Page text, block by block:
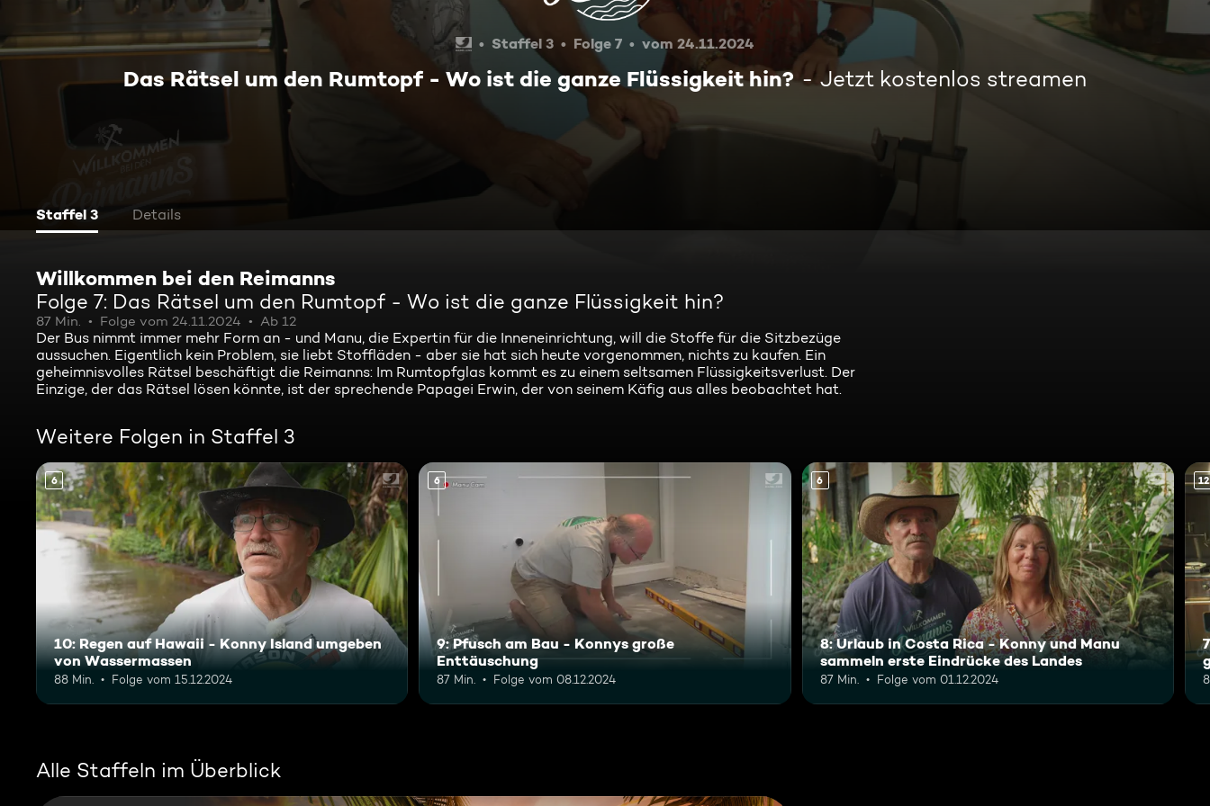
Staffel 3 Folge 7 vom 24.11.2024
Das Rätsel um den Rumtopf - Wo ist die ganze Flüssigkeit hin? Jetzt kostenlos streamen
Staffel 3 Details
Willkommen bei den Reimanns
Folge 7: Das Rätsel um den Rumtopf - Wo ist die ganze Flüssigkeit hin?
87 Min. Folge vom 24.11.2024 Ab 12
Der Bus nimmt immer mehr Form an - und Manu, die Expertin für die Inneneinrichtung, will die Stoffe für die Sitzbezüge
aussuchen. Eigentlich kein Problem, sie liebt Stoffläden - aber sie hat sich heute vorgenommen, nichts zu kaufen. Ein
geheimnisvolles Rätsel beschäftigt die Reimanns: Im Rumtopfglas kommt es zu einem seltsamen Flüssigkeitsverlust. Der
Einzige, der das Rätsel lösen könnte, ist der sprechende Papagei Erwin, der von seinem Käfig aus alles beobachtet hat.
Weitere Folgen in Staffel 3
6
10: Regen auf Hawaii - Konny Island umgeben
von Wassermassen
88 Min. Folge vom 15.12.2024
6
9: Pfusch am Bau - Konnys große
Enttäuschung
87 Min. Folge vom 08.12.2024
6
8: Urlaub in Costa Rica - Konny und Manu
sammeln erste Eindrücke des Landes
87 Min. Folge vom 01.12.2024
12
Alle Staffeln im Überblick